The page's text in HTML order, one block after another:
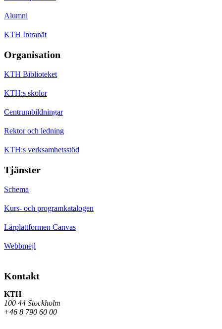
Alumni
KTH Intranät
Organisation
KTH Biblioteket
KTH:s skolor
Centrumbildningar
Rektor och ledning
KTH:s verksamhetsstöd
Tjänster
Schema
Kurs- och programkatalogen
Lärplattformen Canvas
Webbmejl
Kontakt
KTH
100 44 Stockholm
+46 8 790 60 00